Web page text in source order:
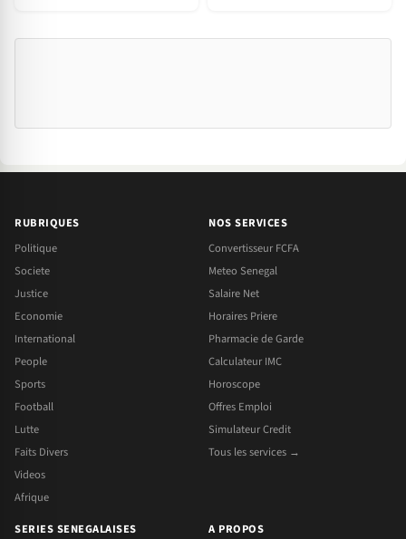
RUBRIQUES
Politique
Societe
Justice
Economie
International
People
Sports
Football
Lutte
Faits Divers
Videos
Afrique
NOS SERVICES
Convertisseur FCFA
Meteo Senegal
Salaire Net
Horaires Priere
Pharmacie de Garde
Calculateur IMC
Horoscope
Offres Emploi
Simulateur Credit
Tous les services →
SERIES SENEGALAISES
A PROPOS